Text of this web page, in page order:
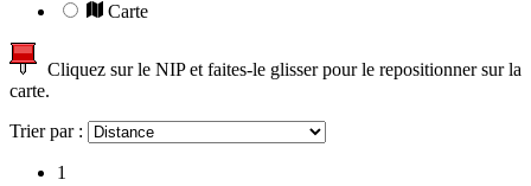
Carte
Cliquez sur le NIP et faites-le glisser pour le repositionner sur la
carte.
Trier par :
1